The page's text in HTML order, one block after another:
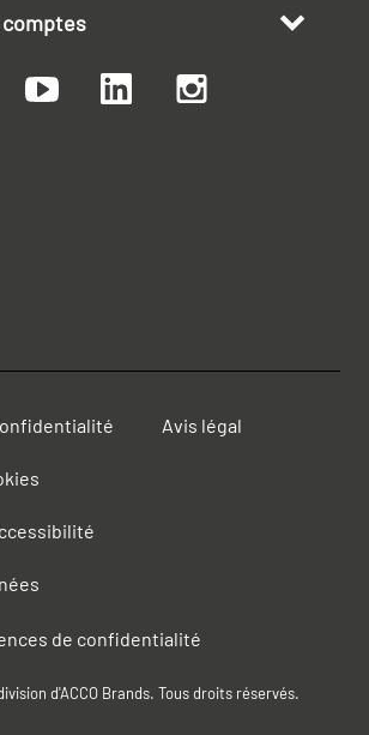
Avis légal
de confidentialité
d'ACCO Brands. Tous droits réservés.